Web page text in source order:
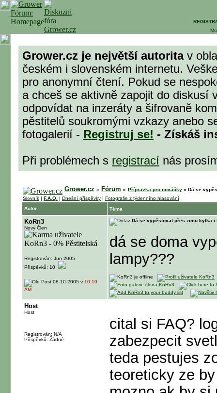
Grower.cz je největší autoritav
českém i slovenském internetu.
pro anonymní čtení. Pokud se
a chceš se aktivně zapojit do diskusí
odpovídat na inzeráty a šifrovaně
pěstitelů soukromými vzkazy anebo
fotogalerií - Registruj se! - Získáš
Při problémech s registrací nás
Grower.cz » Fórum » Přípravka pro nováčky » Dá se
Slovník | F.A.Q. | Dnešní příspěvky | Fotografie z týdenního hlasování
Autor
Téma
KoRn3
Nový Člen
Registrován: Jun 2005
Příspěvků: 10
Dá se vypěstovat přes zimu kytka i
dá se doma
lampy???
08-10-2005 v 10:10
AM
Host
Host
Registrován: N/A
Příspěvků: Žádné
cital si FAQ?
zabezpecit
teda pestujes
teoreticky ze